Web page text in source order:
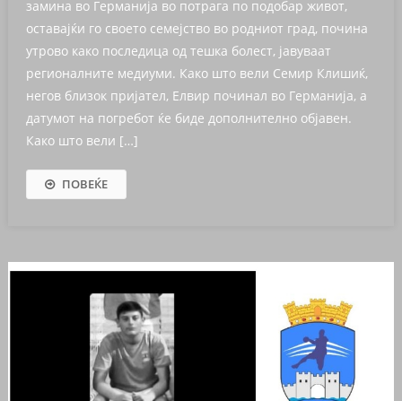
замина во Германија во потрага по подобар живот,
оставајќи го своето семејство во родниот град, почина
утрово како последица од тешка болест, јавуваат
регионалните медиуми. Како што вели Семир Клишиќ,
негов близок пријател, Елвир починал во Германија, а
датумот на погребот ќе биде дополнително објавен.
Како што вели […]
ПОВЕЌЕ